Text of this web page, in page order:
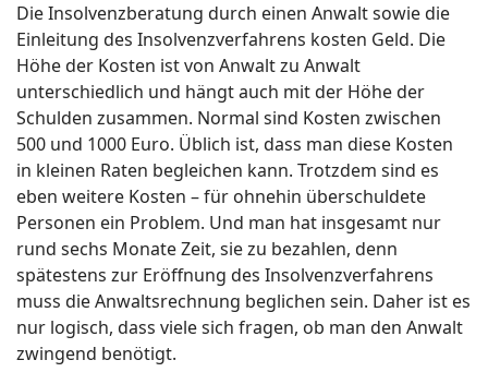
Die Insolvenzberatung durch einen Anwalt sowie die
Einleitung des Insolvenzverfahrens kosten Geld. Die
Höhe der Kosten ist von Anwalt zu Anwalt
unterschiedlich und hängt auch mit der Höhe der
Schulden zusammen. Normal sind Kosten zwischen
500 und 1000 Euro. Üblich ist, dass man diese Kosten
in kleinen Raten begleichen kann. Trotzdem sind es
eben weitere Kosten – für ohnehin überschuldete
Personen ein Problem. Und man hat insgesamt nur
rund sechs Monate Zeit, sie zu bezahlen, denn
spätestens zur Eröffnung des Insolvenzverfahrens
muss die Anwaltsrechnung beglichen sein. Daher ist es
nur logisch, dass viele sich fragen, ob man den Anwalt
zwingend benötigt.